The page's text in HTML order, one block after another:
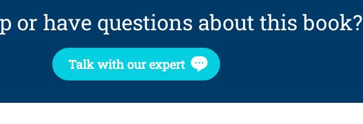
or have questions about this book?
Talk with our expert